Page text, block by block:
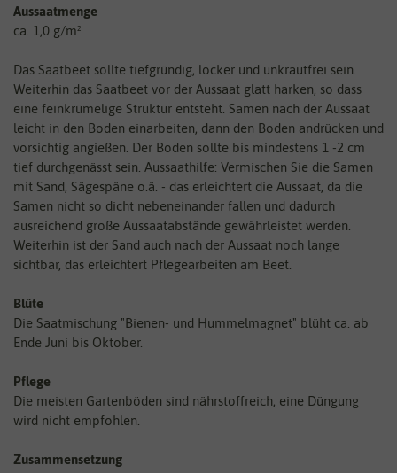
Aussaatmenge
ca. 1,0 g/m²
Das Saatbeet sollte tiefgründig, locker und unkrautfrei sein.
Weiterhin das Saatbeet vor der Aussaat glatt harken, so dass
eine feinkrümelige Struktur entsteht. Samen nach der Aussaat
leicht in den Boden einarbeiten, dann den Boden andrücken und
vorsichtig angießen. Der Boden sollte bis mindestens 1 -2 cm
tief durchgenässt sein. Aussaathilfe: Vermischen Sie die Samen
mit Sand, Sägespäne o.ä. - das erleichtert die Aussaat, da die
Samen nicht so dicht nebeneinander fallen und dadurch
ausreichend große Aussaatabstände gewährleistet werden.
Weiterhin ist der Sand auch nach der Aussaat noch lange
sichtbar, das erleichtert Pflegearbeiten am Beet.
Blüte
Die Saatmischung "Bienen- und Hummelmagnet" blüht ca. ab
Ende Juni bis Oktober.
Pflege
Die meisten Gartenböden sind nährstoffreich, eine Düngung
wird nicht empfohlen.
Zusammensetzung